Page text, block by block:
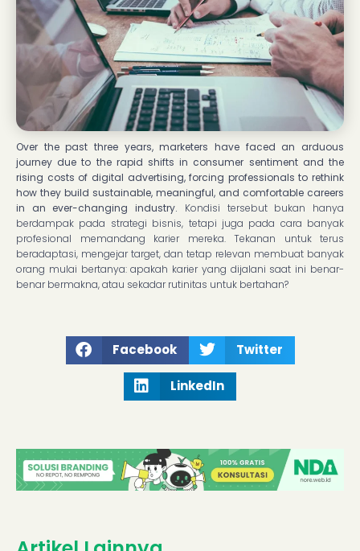
Over the past three years, marketers have faced an arduous
journey due to the rapid shifts in consumer sentiment and the
rising costs of digital advertising, forcing professionals to rethink
how they build sustainable, meaningful, and comfortable careers
in an ever-changing industry. Kondisi tersebut bukan hanya
berdampak pada strategi bisnis, tetapi juga pada cara banyak
profesional memandang karier mereka. Tekanan untuk terus
beradaptasi, mengejar target, dan tetap relevan membuat banyak
orang mulai bertanya: apakah karier yang dijalani saat ini benar-
benar bermakna, atau sekadar rutinitas untuk bertahan?
Facebook Twitter
LinkedIn